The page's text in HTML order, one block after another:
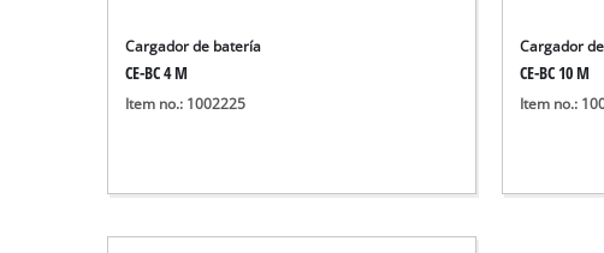
Cargador de batería
CE-BC 4 M
Item no.: 1002225
Cargador
CE-BC 10 M
Item no.: